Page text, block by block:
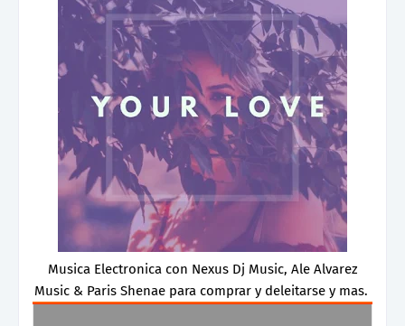
Musica Electronica con Nexus Dj Music, Ale Alvarez
Music & Paris Shenae para comprar y deleitarse y mas.